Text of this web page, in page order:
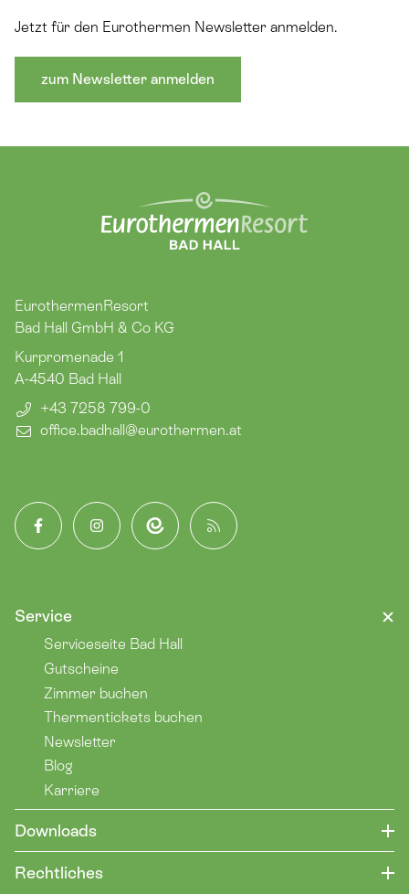
Jetzt für den Eurothermen Newsletter anmelden.
zum Newsletter anmelden
EurothermenResort
Bad Hall GmbH & Co KG
Kurpromenade 1
A-4540 Bad Hall
+43 7258 799-0
office.badhall​@eurothermen.at
FacebookInstagramApp Blog
Service
Serviceseite Bad Hall
Gutscheine
Zimmer buchen
Thermentickets buchen
Newsletter
Blog
Karriere
Downloads
Rechtliches